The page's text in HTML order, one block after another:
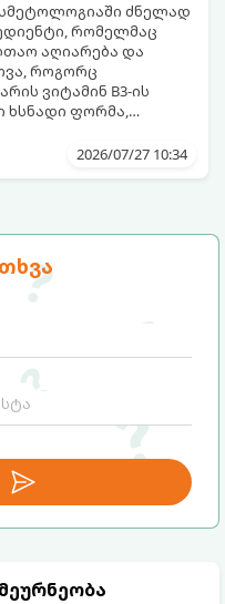
ძნელად
რომელმაც
აღიარება და
როგორც
ვიტამინ B3-ის
ხსნადი ფორმა,
„მაშველი რგოლია“.
შეუცვლელი
2026/07/27 10:34